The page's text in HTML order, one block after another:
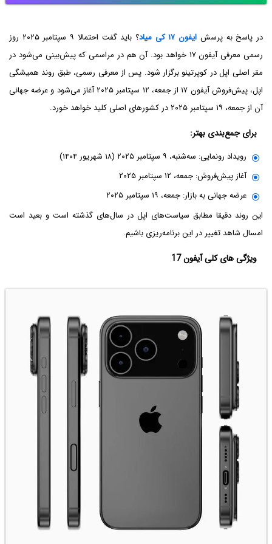
در پاسخ به پرسش ایفون ۱۷ کی میاد
؟ باید گفت احتمالا ۹ سپتامبر ۲۰۲۵ روز
رسمی معرفی آیفون ۱۷ خواهد بود. آن هم در مراسمی که پیش‌بینی می‌شود در
مقر اصلی اپل در کوپرتینو برگزار شود. پس از معرفی رسمی، طبق روند همیشگی
اپل، پیش‌فروش آیفون ۱۷ از جمعه، ۱۲ سپتامبر ۲۰۲۵ آغاز می‌شود و عرضه جهانی
آن از جمعه، ۱۹ سپتامبر ۲۰۲۵ در کشورهای اصلی کلید خواهد خورد.
برای جمع‌بندی بهتر:
رویداد رونمایی: سه‌شنبه، ۹ سپتامبر ۲۰۲۵ (۱۸ شهریور ۱۴۰۴)
آغاز پیش‌فروش: جمعه، ۱۲ سپتامبر ۲۰۲۵
عرضه جهانی به بازار: جمعه، ۱۹ سپتامبر ۲۰۲۵
این روند دقیقا مطابق سیاست‌های اپل در سال‌های گذشته است و بعید است
امسال شاهد تغییر در این برنامه‌ریزی باشیم.
ویژگی های کلی آیفون 17